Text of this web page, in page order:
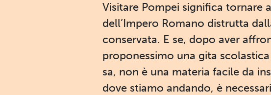
Visitare Pompei significa tornare
dell’Impero Romano distrutta
conservata. E se, dopo aver
proponessimo una gita
sa, non è una materia facile da
dove stiamo andando, è